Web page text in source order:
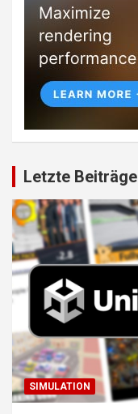
Letzte Beiträge
SIMULATION